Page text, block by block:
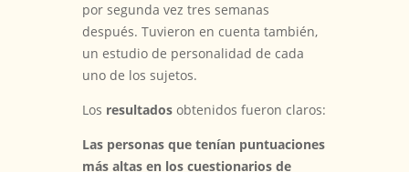
por segunda vez tres semanas
después. Tuvieron en cuenta también,
un estudio de personalidad de cada
uno de los sujetos.
Los resultadosobtenidos fueron claros:
Las personas que tenían puntuaciones
más altas en los cuestionarios de